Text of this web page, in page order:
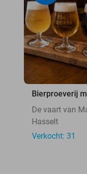
Bierproeverij
De vaart van
Hasselt
Verkocht: 31